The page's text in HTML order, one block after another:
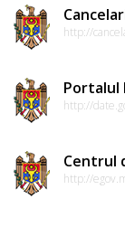
http://
Portalul
http://
Centrul
http://